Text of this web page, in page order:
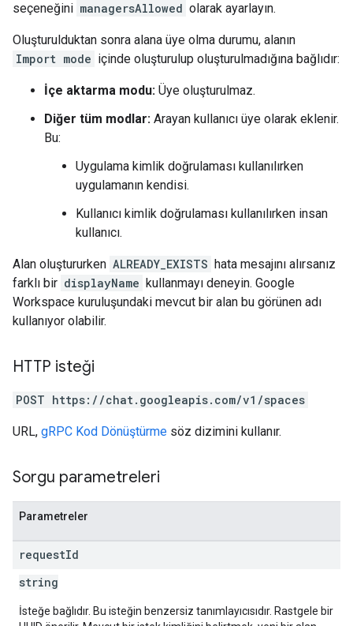
seçeneğini managersAllowed olarak ayarlayın.
Oluşturulduktan sonra alana üye olma durumu, alanın
Import mode içinde oluşturulup oluşturulmadığına bağlıdır:
İçe aktarma modu: Üye oluşturulmaz.
Diğer tüm modlar: Arayan kullanıcı üye olarak eklenir.
Bu:
Uygulama kimlik doğrulaması kullanılırken
uygulamanın kendisi.
Kullanıcı kimlik doğrulaması kullanılırken insan
kullanıcı.
Alan oluştururken ALREADY_EXISTS hata mesajını alırsanız
farklı bir displayName kullanmayı deneyin. Google
Workspace kuruluşundaki mevcut bir alan bu görünen adı
kullanıyor olabilir.
HTTP isteği
POST https://chat.googleapis.com/v1/spaces
URL, gRPC Kod Dönüştürme söz dizimini kullanır.
Sorgu parametreleri
Parametreler
requestId
string
İsteğe bağlıdır. Bu isteğin benzersiz tanımlayıcısıdır. Rastgele bir